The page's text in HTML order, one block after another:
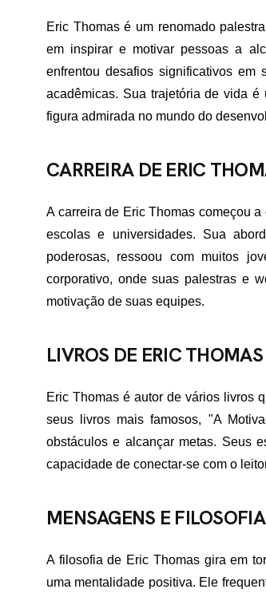
Eric Thomas é um renomado
em inspirar e motivar pessoas a
enfrentou desafios significativos
acadêmicas. Sua trajetória de vida
figura admirada no mundo do
CARREIRA DE ERIC
A carreira de Eric Thomas começou
escolas e universidades. Sua
poderosas, ressoou com muitos
corporativo, onde suas palestras e
motivação de suas equipes.
LIVROS DE ERIC THOMAS
Eric Thomas é autor de vários livros
seus livros mais famosos, "A
obstáculos e alcançar metas. Seus
capacidade de conectar-se com o
MENSAGENS E
A filosofia de Eric Thomas gira em
uma mentalidade positiva. Ele